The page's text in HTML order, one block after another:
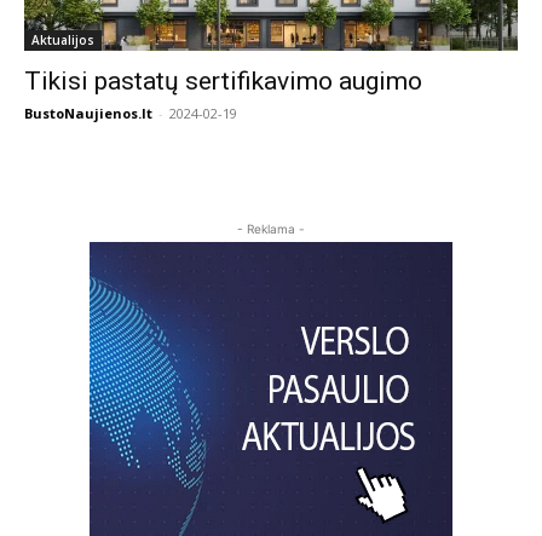
Aktualijos
Tikisi pastatų sertifikavimo augimo
BustoNaujienos.lt - 2024-02-19
- Reklama -